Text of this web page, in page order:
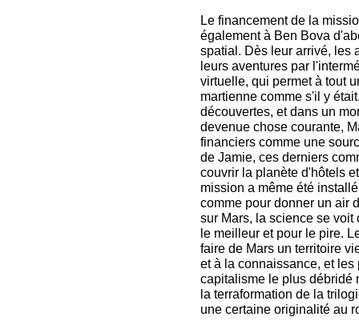
Le financement de la
également à Ben Bova
spatial. Dès leur arrivé, les
leurs aventures par
virtuelle, qui permet à tout
martienne comme s'il y
découvertes, et dans un
devenue chose courante,
financiers comme une
de Jamie, ces derniers
couvrir la planète d'hôtels
mission a même été
comme pour donner un air
sur Mars, la science se
le meilleur et pour le pire.
faire de Mars un territoire
et à la connaissance, et
capitalisme le plus débridé
la terraformation de la
une certaine originalité au